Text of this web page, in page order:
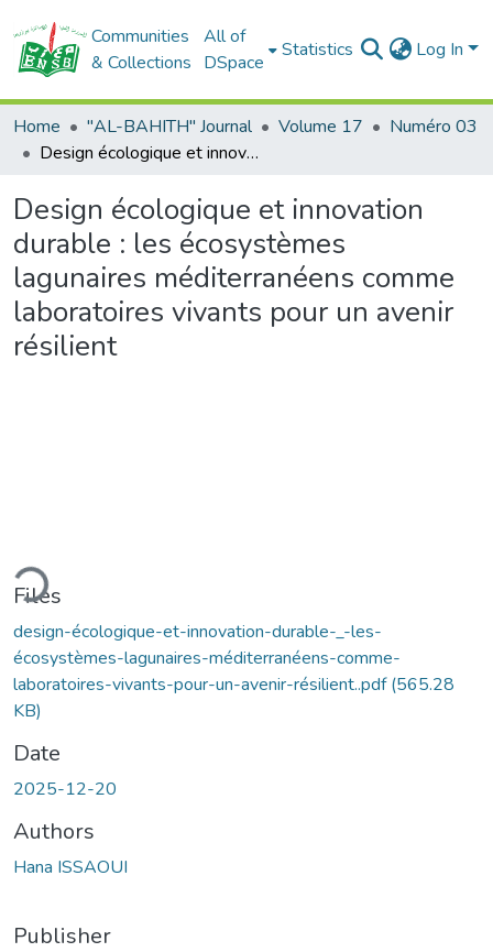
Communities
& Collections
All of
DSpace
Statistics Log In
Home "AL-BAHITH" Journal Volume 17
Numéro 03
Design écologique et innovation durable : les écosystèmes lagunaires méditerranéens comme laboratoires vivants pour un avenir résilient
Design écologique et innovation
durable : les écosystèmes
lagunaires méditerranéens comme
laboratoires vivants pour un avenir
résilient
Files
design-écologique-et-innovation-durable-_-les-
écosystèmes-lagunaires-méditerranéens-comme-
laboratoires-vivants-pour-un-avenir-résilient..pdf(565.28
KB)
Date
2025-12-20
Authors
Hana ISSAOUI
Publisher